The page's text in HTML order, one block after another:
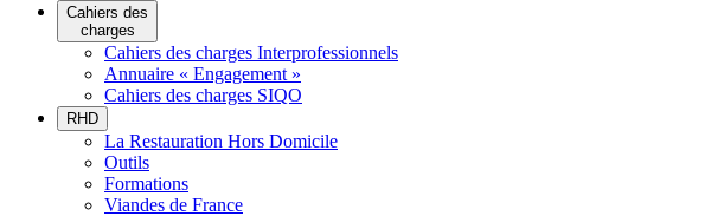
Cahiers des
charges
Cahiers des charges Interprofessionnels
Annuaire « Engagement »
Cahiers des charges SIQO
RHD
La Restauration Hors Domicile
Outils
Formations
Viandes de France